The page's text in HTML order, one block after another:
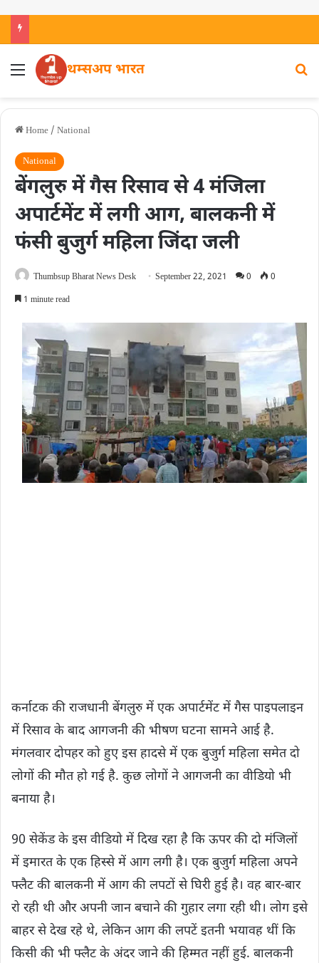
थम्सअप भारत
Home / National
National
बेंगलुरु में गैस रिसाव से 4 मंजिला
अपार्टमेंट में लगी आग, बालकनी में
फंसी बुजुर्ग महिला जिंदा जली
Thumbsup Bharat News Desk September 22, 2021 0
0
1 minute read
कर्नाटक की राजधानी बेंगलुरु में एक अपार्टमेंट में गैस पाइपलाइन
में रिसाव के बाद आगजनी की भीषण घटना सामने आई है.
मंगलवार दोपहर को हुए इस हादसे में एक बुजुर्ग महिला समेत दो
लोगों की मौत हो गई है. कुछ लोगों ने आगजनी का वीडियो भी
बनाया है।
90 सेकेंड के इस वीडियो में दिख रहा है कि ऊपर की दो मंजिलों
में इमारत के एक हिस्से में आग लगी है। एक बुजुर्ग महिला अपने
फ्लैट की बालकनी में आग की लपटों से घिरी हुई है। वह बार-बार
रो रही थी और अपनी जान बचाने की गुहार लगा रही थी। लोग इसे
बाहर से देख रहे थे, लेकिन आग की लपटें इतनी भयावह थीं कि
किसी की भी फ्लैट के अंदर जाने की हिम्मत नहीं हुई. बालकनी